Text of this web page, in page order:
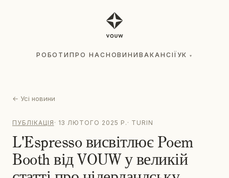
РОБОТИПРО НАС НОВИНИВАКАНСІЇ УК ▾
← Усі новини
ПУБЛІКАЦІЯ · 13 ЛЮТОГО 2025 Р. · TURIN
L'Espresso висвітлює Poem
Booth від VOUW у великій